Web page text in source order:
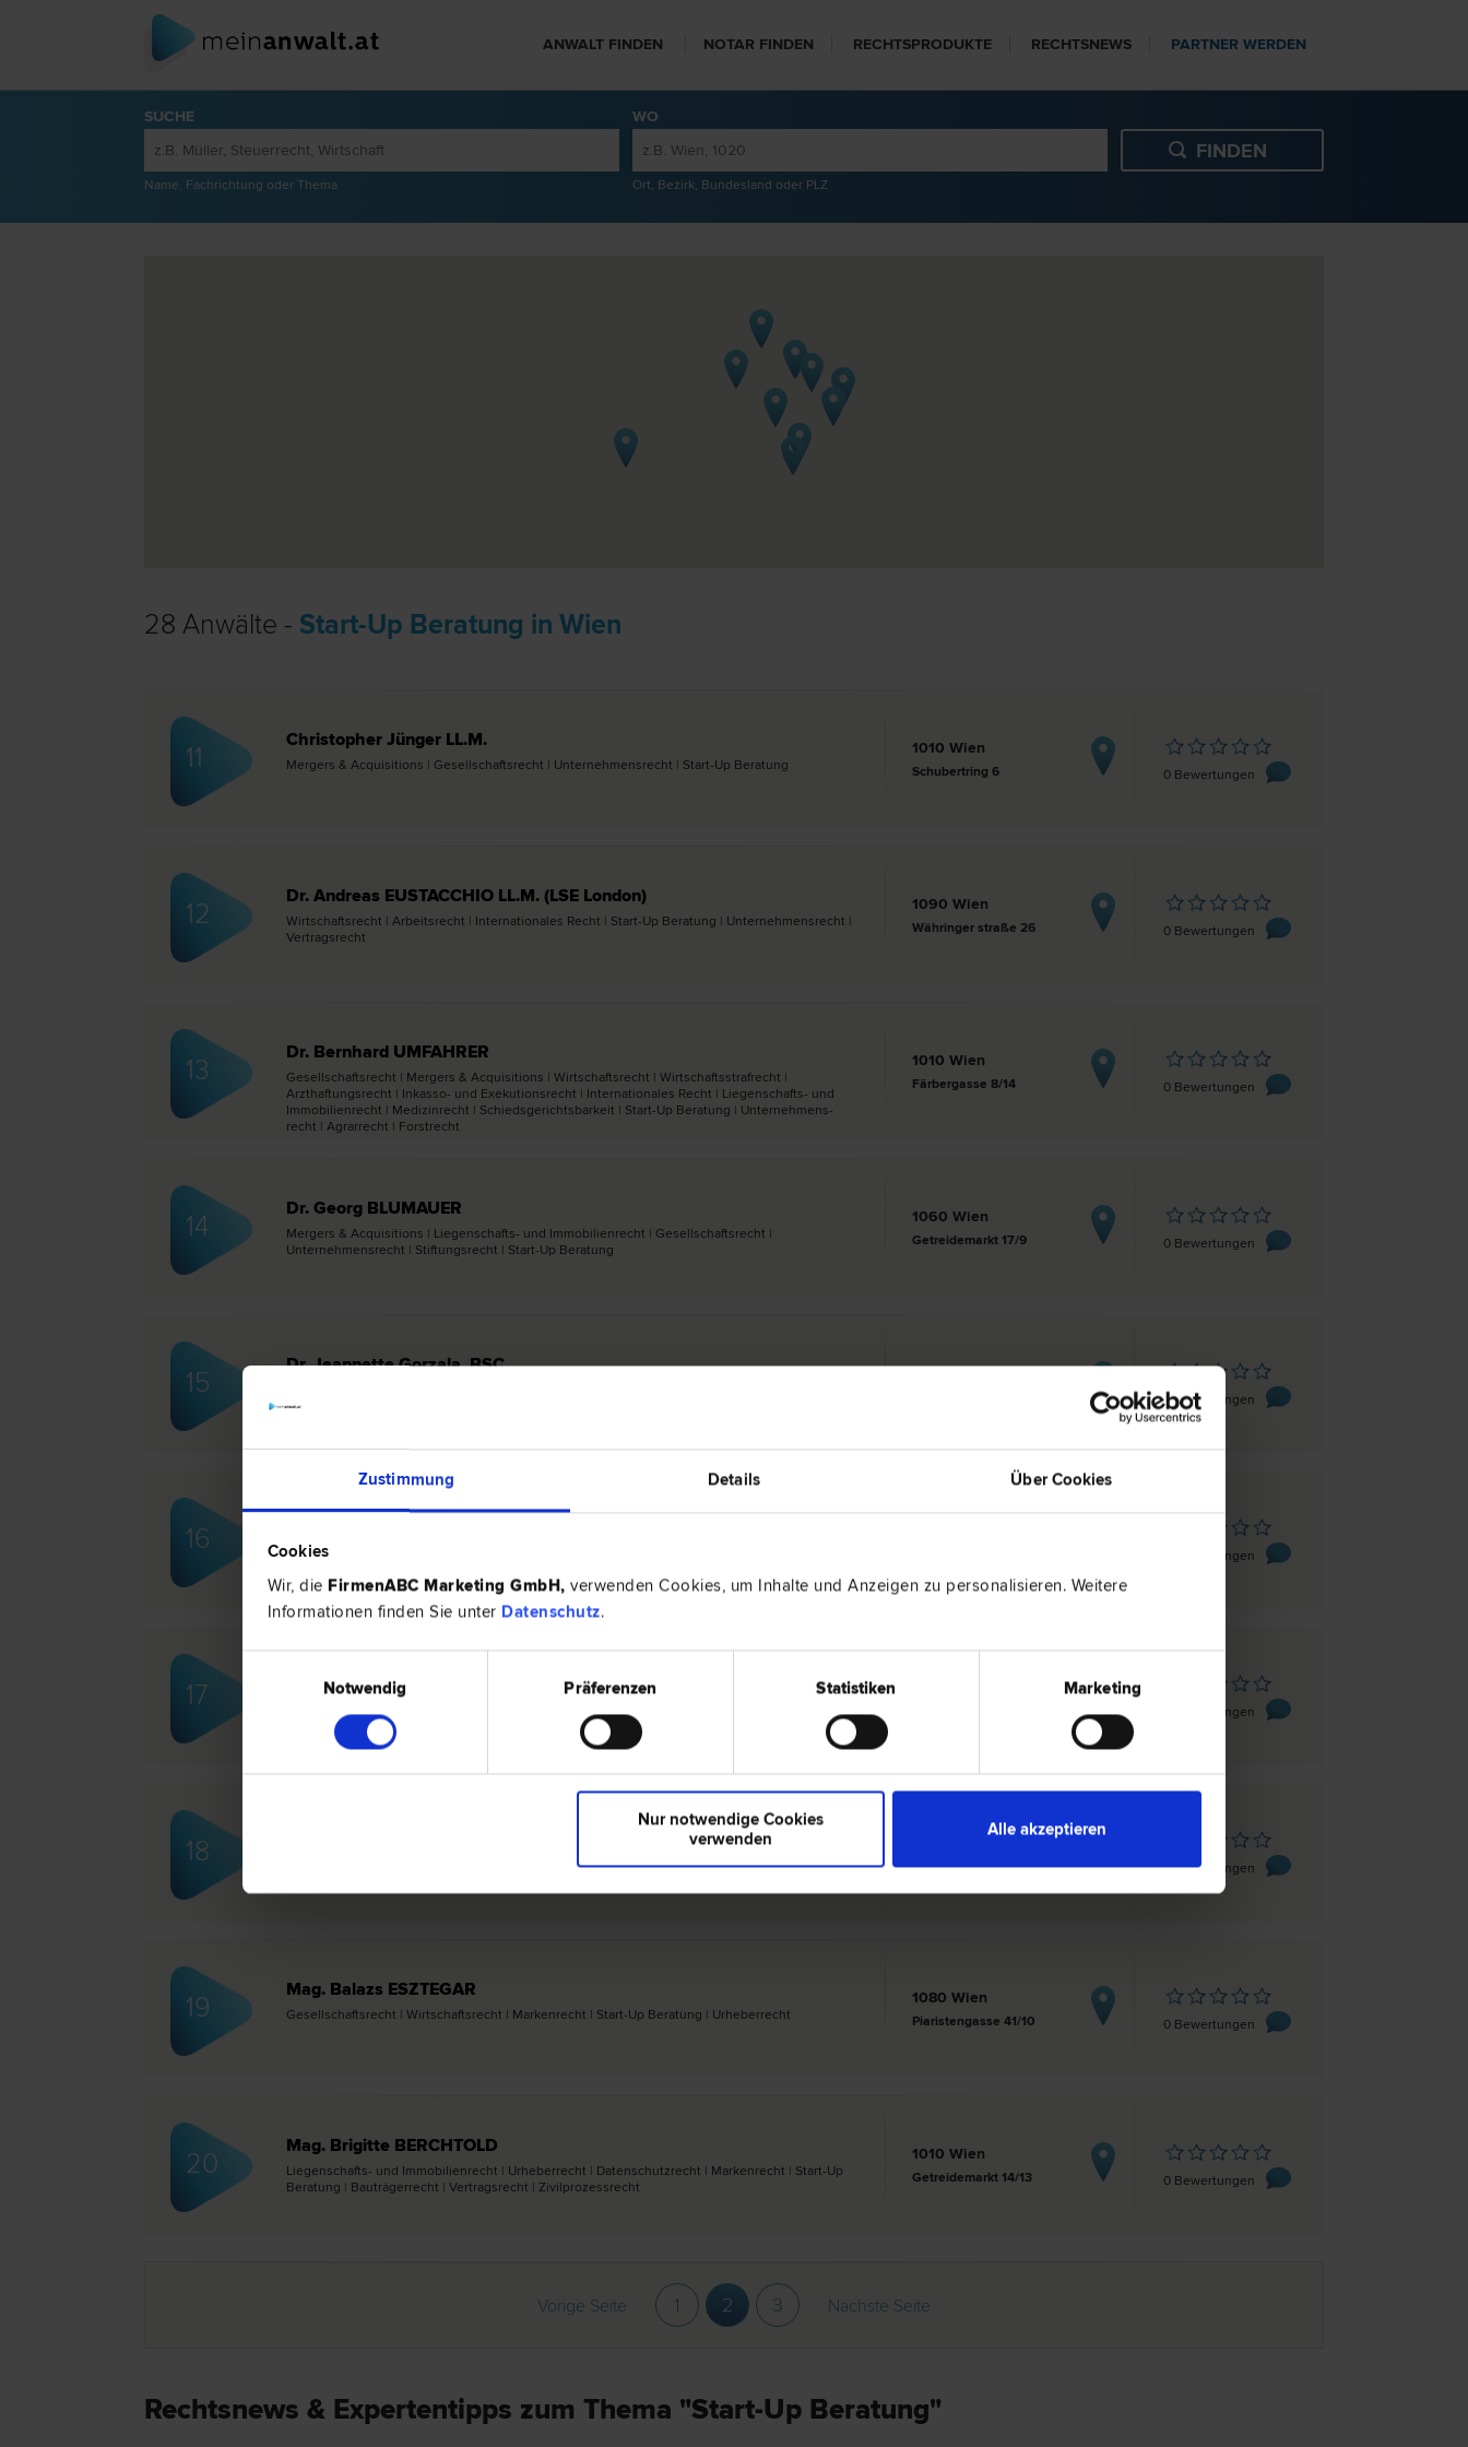
Zustimmung Details Über Cookies
Cookies
Wir, die FirmenABC Marketing GmbH, verwenden Cookies, um Inhalte und Anzeigen zu personalisieren. Weitere
Informationen finden Sie unter Datenschutz.
Notwendig
Präferenzen Statistiken Marketing
Nur notwendige Cookies
verwenden
Alle akzeptieren
ANWALT FINDEN NOTAR FINDEN RECHTSPRODUKTE RECHTSNEWS PARTNER WERDEN
SUCHE
Name, Fachrichtung oder Thema
WO
Ort, Bezirk, Bundesland oder PLZ
28 Anwälte - Start-Up Beratung in Wien
11
Christopher Jünger LL.M.
Mergers & Acquisitions | Gesellschafts­recht | Unternehmens­recht | Start-Up Beratung
1010 Wien
Schubertring 6 0 Bewertungen
12
Dr. Andreas EUSTACCHIO LL.M. (LSE London)
Wirtschafts­recht | Arbeits­recht | Internationales Recht | Start-Up Beratung | Unternehmens­recht |
Vertrags­recht
1090 Wien
Währinger straße 26 0 Bewertungen
13
Dr. Bernhard UMFAHRER
Gesellschafts­recht | Mergers & Acquisitions | Wirtschafts­recht | Wirtschaftsstraf­recht |
Arzthaftungs­recht | Inkasso- und Exekutions­recht | Internationales Recht | Liegenschafts- und
Immobilien­recht | Medizin­recht | Schiedsgerichtsbarkeit | Start-Up Beratung | Unternehmens­
recht | Agrar­recht | Forst­recht
1010 Wien
Färbergasse 8/14 0 Bewertungen
14
Dr. Georg BLUMAUER
Mergers & Acquisitions | Liegenschafts- und Immobilien­recht | Gesellschafts­recht |
Unternehmens­recht | Stiftungs­recht | Start-Up Beratung
1060 Wien
Getreidemarkt 17/9 0 Bewertungen
15
Dr. Jeannette Gorzala, BSC
Acquisitions
1140 Wien
0 Bewertungen
16
Wirtschafts­recht | Schadenersatz- und Gewährleistungs­recht | Vertrags­recht | Start-Up Beratung
0 Bewertungen
17
Dr. Michael PROKSCH
Marken­recht | Gesellschafts­recht | Insolvenz­recht | Urheber­recht | Unternehmens­recht | Patent­
recht | Start-Up Beratung
0 Bewertungen
18 1040 Wien
Taubstummengasse 17/4 0 Bewertungen
19
Mag. Balazs ESZTEGAR
Gesellschafts­recht | Wirtschafts­recht | Marken­recht | Start-Up Beratung | Urheber­recht
1080 Wien
Piaristengasse 41/10 0 Bewertungen
20
Mag. Brigitte BERCHTOLD
Liegenschafts- und Immobilien­recht | Urheber­recht | Datenschutz­recht | Marken­recht | Start-Up
Beratung | Bauträger­recht | Vertrags­recht | Zivilprozess­recht
1010 Wien
Getreidemarkt 14/13 0 Bewertungen
Vorige Seite 1 2 3 Nächste Seite
Rechtsnews & Expertentipps zum Thema "Start-Up Beratung"